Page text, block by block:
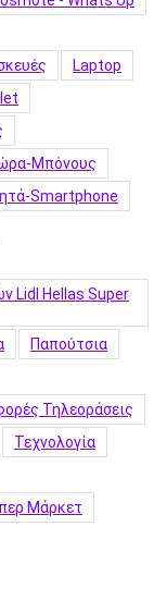
Laptop
Μπόνους
Smartphone
Lidl Hellas Super
Παπούτσια
Τηλεοράσεις
Τεχνολογία
Μάρκετ